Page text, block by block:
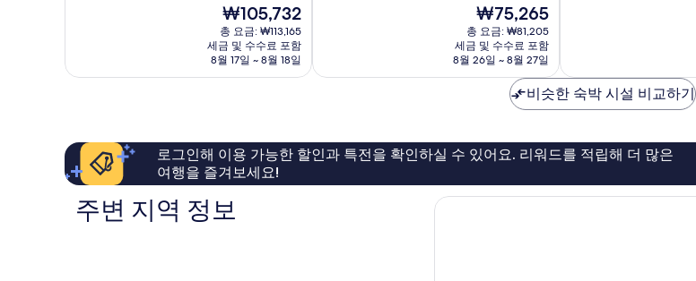
바
매
해
이
후
현
재
요
금
₩105,732
₩105,732
총 요금: ₩113,165
세금 및 수수료 포함
8월 17일 ~ 8월 18일
우
요,
이
후
현
재
요
금
₩75,265
₩75,265
총 요금: ₩81,205
세금 및 수수료 포함
8월 26일 ~ 8월 27일
륭
해
요,
용
후
30
비슷한 숙박 시설 비교하기
로그인해 이용 가능한 할인과 특전을 확인하실 수 있어요. 리워드를 적립해 더 많은
여행을 즐겨보세요!
주변 지역 정보